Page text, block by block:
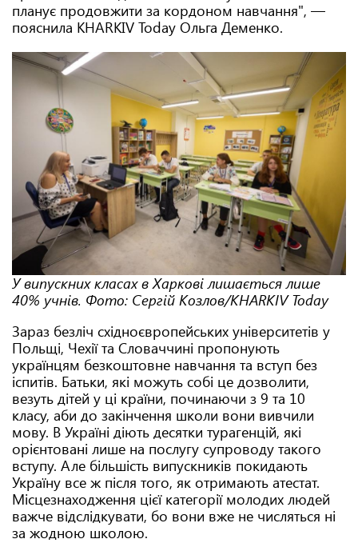
планує продовжити за кордоном навчання", —
пояснила KHARKIV Today Ольга Деменко.
У випускних класах в Харкові лишається лише
40% учнів. Фото: Сергій Козлов/KHARKIV Today
Зараз безліч східноєвропейських університетів у
Польщі, Чехії та Словаччині пропонують
українцям безкоштовне навчання та вступ без
іспитів. Батьки, які можуть собі це дозволити,
везуть дітей у ці країни, починаючи з 9 та 10
класу, аби до закінчення школи вони вивчили
мову. В Україні діють десятки турагенцій, які
орієнтовані лише на послугу супроводу такого
вступу. Але більшість випускників покидають
Україну все ж після того, як отримають атестат.
Місцезнаходження цієї категорії молодих людей
важче відслідкувати, бо вони вже не числяться ні
за жодною школою.